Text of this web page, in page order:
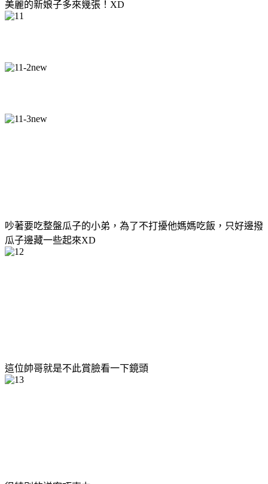
美麗的新娘子多來幾張！XD
吵著要吃整盤瓜子的小弟，為了不打擾他媽媽吃飯，只好邊撥
瓜子邊藏一些起來XD
這位帥哥就是不此賞臉看一下鏡頭